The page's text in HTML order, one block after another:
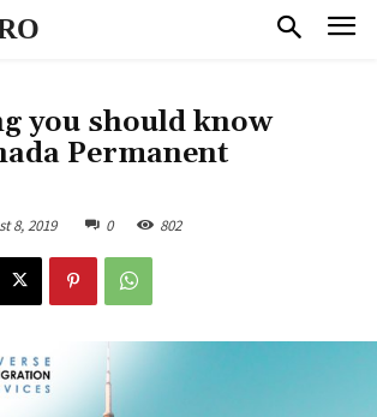
you should know
Permanent
8, 2019 0 802